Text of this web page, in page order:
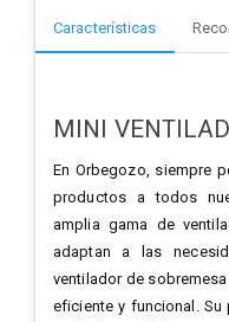
Características
MINI
En Orbegozo, siempre
productos a todos
amplia gama de
adaptan a las
ventilador de
eficiente y funcional. Su